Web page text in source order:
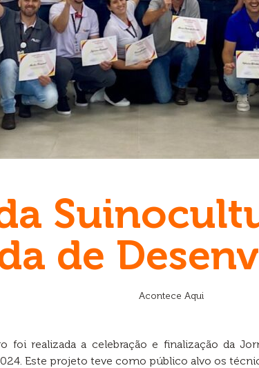
de
Acontece Aqui
foi realizada a celebração e finalização da
Este projeto teve como público alvo os